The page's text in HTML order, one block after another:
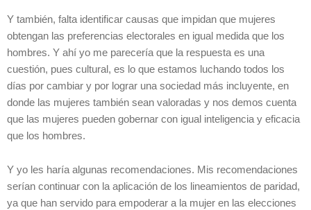
Y también, falta identificar causas que impidan que mujeres
obtengan las preferencias electorales en igual medida que los
hombres. Y ahí yo me parecería que la respuesta es una
cuestión, pues cultural, es lo que estamos luchando todos los
días por cambiar y por lograr una sociedad más incluyente, en
donde las mujeres también sean valoradas y nos demos cuenta
que las mujeres pueden gobernar con igual inteligencia y eficacia
que los hombres.
Y yo les haría algunas recomendaciones. Mis recomendaciones
serían continuar con la aplicación de los lineamientos de paridad,
ya que han servido para empoderar a la mujer en las elecciones